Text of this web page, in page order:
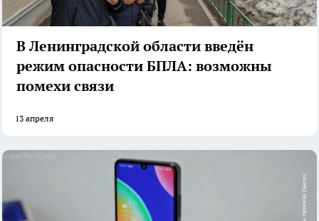
В Ленинградской области введён
режим опасности БПЛА: возможны
помехи связи
13 апреля